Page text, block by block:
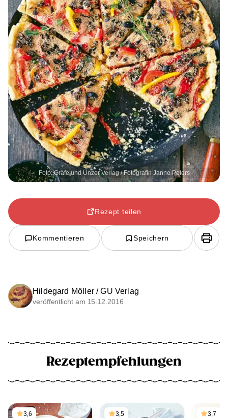
Foto: Gräfe und Unzer Verlag / Fotografin Janne Peters
Rezept teilen
Kommentieren Speichern
Hildegard Möller / GU Verlag
veröffentlicht am 15.12.2016
Rezeptempfehlungen
3,6 3,5 3,7